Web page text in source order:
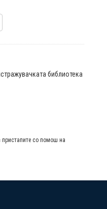
библиотека
пристапите со помош на